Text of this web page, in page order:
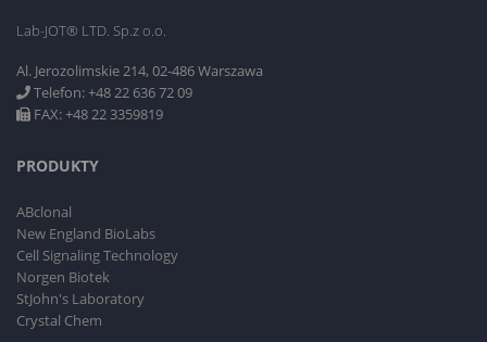
Lab-JOT® LTD. Sp.z o.o.
Al. Jerozolimskie 214, 02-486 Warszawa
Telefon: +48 22 636 72 09
FAX: +48 22 3359819
PRODUKTY
ABclonal
New England BioLabs
Cell Signaling Technology
Norgen Biotek
StJohn's Laboratory
Crystal Chem